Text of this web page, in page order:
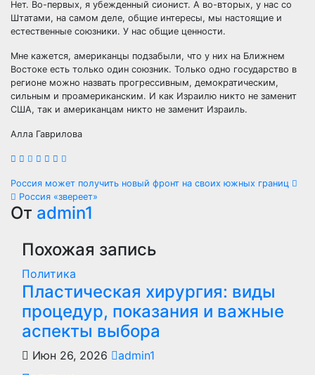
Нет. Во-первых, я убежденный сионист. А во-вторых, у нас со
Штатами, на самом деле, общие интересы, мы настоящие и
естественные союзники. У нас общие ценности.
Мне кажется, американцы подзабыли, что у них на Ближнем
Востоке есть только один союзник. Только одно государство в
регионе можно назвать прогрессивным, демократическим,
сильным и проамериканским. И как Израилю никто не заменит
США, так и американцам никто не заменит Израиль.
Алла Гаврилова
Навигация
по
записям
Россия может получить новый фронт на своих южных границ
Россия «звереет»
От admin1
Похожая запись
Политика
Пластическая хирургия: виды
процедур, показания и важные
аспекты выбора
Июн 26, 2026
admin1